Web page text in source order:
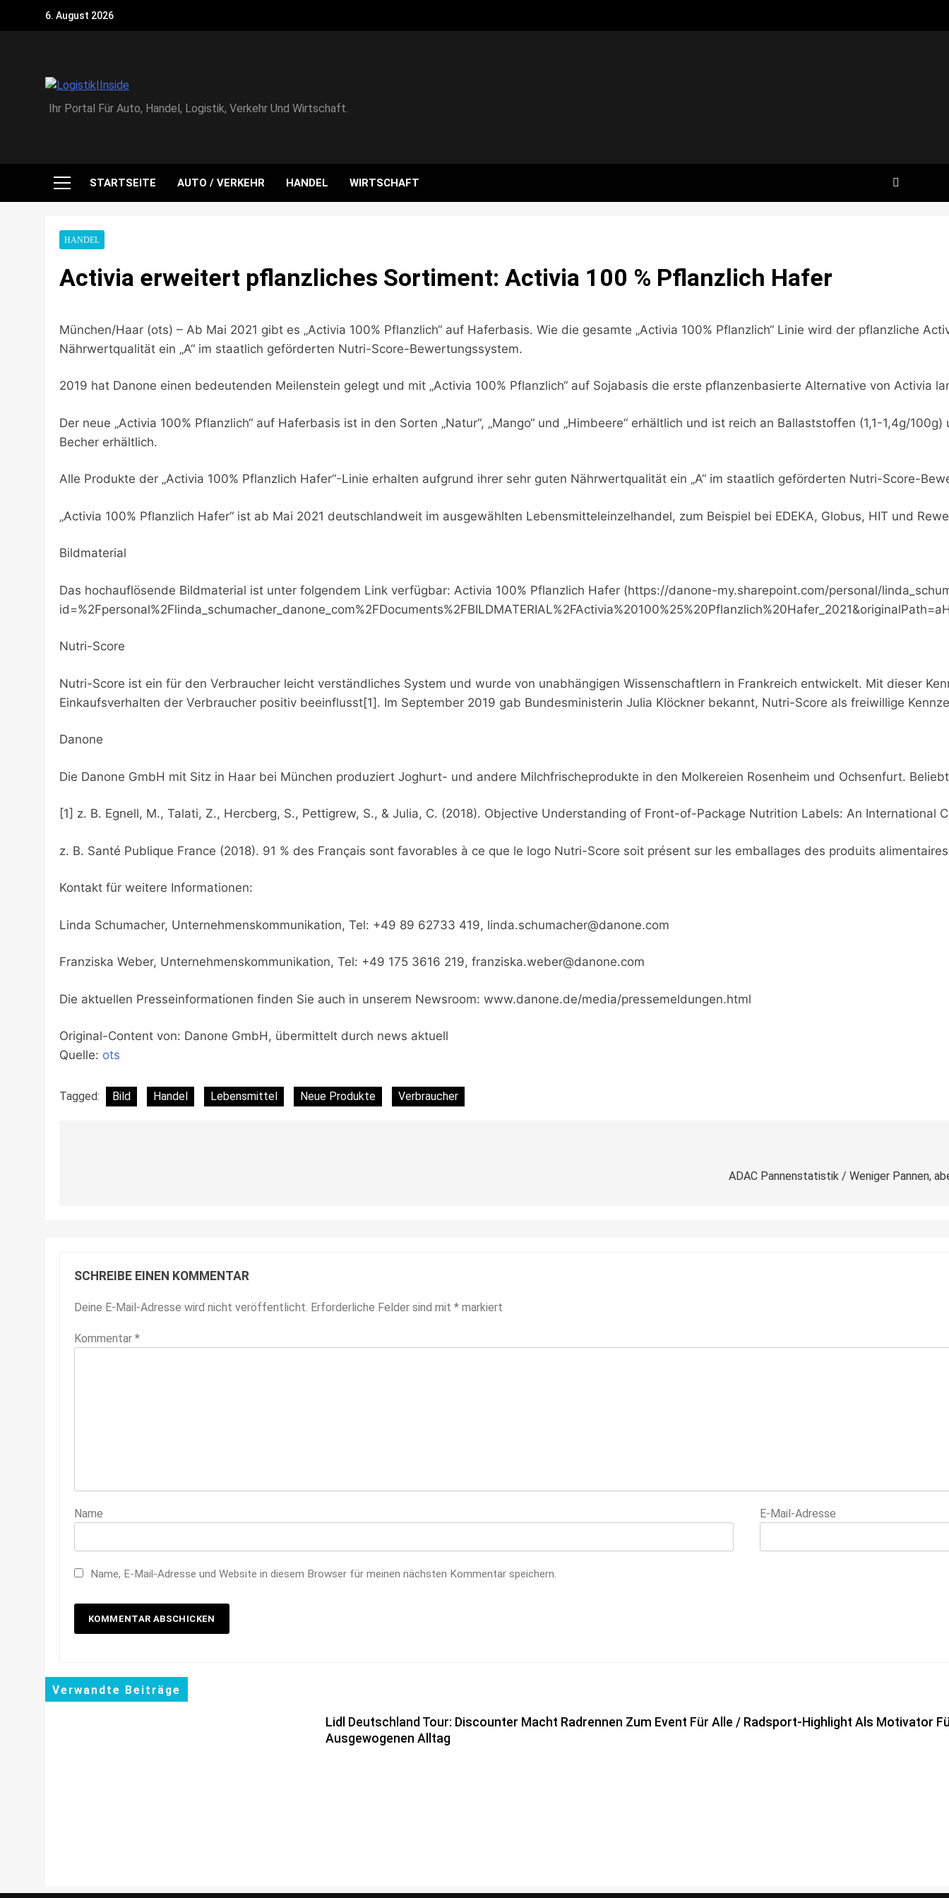
6. August 2026
Logistik|Inside
Ihr Portal Für Auto, Handel, Logistik, Verkehr Und Wirtschaft.
STARTSEITE AUTO / VERKEHR HANDEL WIRTSCHAFT
HANDEL
Activia erweitert pflanzliches Sortiment: Activia 100 % Pflanzlich Hafer
München/Haar (ots) – Ab Mai 2021 gibt es „Activia 100% Pflanzlich“ auf Haferbasis. Wie die gesamte „Activia 100% Pflanzlich“ Linie wird der pflanzliche
Nährwertqualität ein „A“ im staatlich geförderten Nutri-Score-Bewertungssystem.
2019 hat Danone einen bedeutenden Meilenstein gelegt und mit „Activia 100% Pflanzlich“ auf Sojabasis die erste pflanzenbasierte Alternative von
Der neue „Activia 100% Pflanzlich“ auf Haferbasis ist in den Sorten „Natur“, „Mango“ und „Himbeere“ erhältlich und ist reich an Ballaststoffen (1,1-
Becher erhältlich.
Alle Produkte der „Activia 100% Pflanzlich Hafer“-Linie erhalten aufgrund ihrer sehr guten Nährwertqualität ein „A“ im staatlich geförderten Nutri-Score-
„Activia 100% Pflanzlich Hafer“ ist ab Mai 2021 deutschlandweit im ausgewählten Lebensmitteleinzelhandel, zum Beispiel bei EDEKA, Globus, HIT und
Bildmaterial
Das hochauflösende Bildmaterial ist unter folgendem Link verfügbar: Activia 100% Pflanzlich Hafer (https://danone-my.sharepoint.com/personal/
Nutri-Score
Nutri-Score ist ein für den Verbraucher leicht verständliches System und wurde von unabhängigen Wissenschaftlern in Frankreich entwickelt. Mit dieser
Einkaufsverhalten der Verbraucher positiv beeinflusst[1]. Im September 2019 gab Bundesministerin Julia Klöckner bekannt, Nutri-Score als freiwillige
Danone
Die Danone GmbH mit Sitz in Haar bei München produziert Joghurt- und andere Milchfrischeprodukte in den Molkereien Rosenheim und Ochsenfurt.
[1] z. B. Egnell, M., Talati, Z., Hercberg, S., Pettigrew, S., & Julia, C. (2018). Objective Understanding of Front-of-Package Nutrition Labels: An International
z. B. Santé Publique France (2018). 91 % des Français sont favorables à ce que le logo Nutri-Score soit présent sur les emballages des produits
Kontakt für weitere Informationen:
Linda Schumacher, Unternehmenskommunikation, Tel: +49 89 62733 419, linda.schumacher@danone.com
Franziska Weber, Unternehmenskommunikation, Tel: +49 175 3616 219, franziska.weber@danone.com
Die aktuellen Presseinformationen finden Sie auch in unserem Newsroom: www.danone.de/media/pressemeldungen.html
Original-Content von: Danone GmbH, übermittelt durch news aktuell
Quelle: ots
Tagged: Bild Handel Lebensmittel Neue Produkte Verbraucher
ADAC Pannenstatistik / Weniger Pannen,
SCHREIBE EINEN KOMMENTAR
Deine E-Mail-Adresse wird nicht veröffentlicht. Erforderliche Felder sind mit * markiert
Kommentar *
Name E-Mail-Adresse
Name, E-Mail-Adresse und Website in diesem Browser für meinen nächsten Kommentar speichern.
Verwandte Beiträge
Lidl Deutschland Tour: Discounter Macht Radrennen Zum Event Für Alle / Radsport-Highlight Als Motivator
Ausgewogenen Alltag